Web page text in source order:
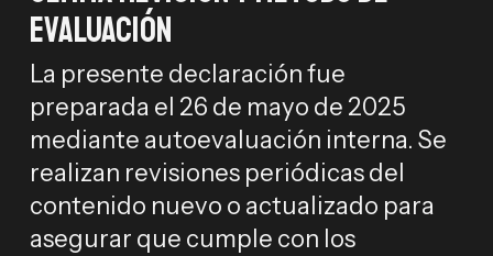
evaluación
La presente declaración fue
preparada el 26 de mayo de 2025
mediante autoevaluación interna. Se
realizan revisiones periódicas del
contenido nuevo o actualizado para
asegurar que cumple con los